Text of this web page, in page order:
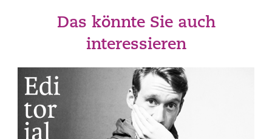
Das könnte Sie auch
interessieren